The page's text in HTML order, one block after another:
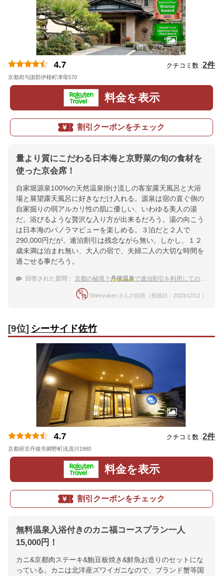
4.7 クチコミ数 :2件
京都府与謝郡伊根町津母570
料金を表示
割引クーポンをチェック
量より質にこだわる日本海と京野菜の旬の食材を
使った京会席！
自家堀源泉100%の天然温泉掛け流しの客室露天風呂と大浴
場と展望露天風呂に好きなだけ入れる。源泉は宿の直ぐ側の
自家掘りの弱アルカリ性の肌に優しい、いわゆる美人の湯
だ。浴びるような贅沢な入り方が出来るだろう。湯の向こう
は日本海のパノラマビューを楽しめる。３泊だと２人で
290,000円だが、連泊割引は残念ながら無い。しかし、１２
歳未満は泊まれ無い、大人の宿で、夫婦二人の大切な時間を
過ごせる事だろう。
回答された質問： 京都の秘境？ 丹後温泉で連泊割引を利用してのんびりしたいです。
Shinryuken さんの回答（投稿日：2023/12/12 ）
[9位] シーサイド佐竹
4.7 クチコミ数 :2件
京都府京丹後市網野町浅茂川1980
料金を表示
割引クーポンをチェック
無料温泉入浴付きのカニ福コースプラン一人
15,000円！
カニ&京都肉ステーキ&鮑豆板焼き&鮮魚お造りのセットにな
っている。カニは北洋産ズワイガニなので、ブランド蟹等国